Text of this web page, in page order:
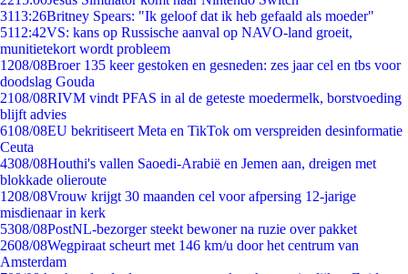
3113:26Britney Spears: "Ik geloof dat ik heb gefaald als moeder"
5112:42VS: kans op Russische aanval op NAVO-land groeit,
munitietekort wordt probleem
1208/08Broer 135 keer gestoken en gesneden: zes jaar cel en tbs voor
doodslag Gouda
2108/08RIVM vindt PFAS in al de geteste moedermelk, borstvoeding
blijft advies
6108/08EU bekritiseert Meta en TikTok om verspreiden desinformatie
Ceuta
4308/08Houthi's vallen Saoedi-Arabië en Jemen aan, dreigen met
blokkade olieroute
1208/08Vrouw krijgt 30 maanden cel voor afpersing 12-jarige
misdienaar in kerk
5308/08PostNL-bezorger steekt bewoner na ruzie over pakket
2608/08Wegpiraat scheurt met 146 km/u door het centrum van
Amsterdam